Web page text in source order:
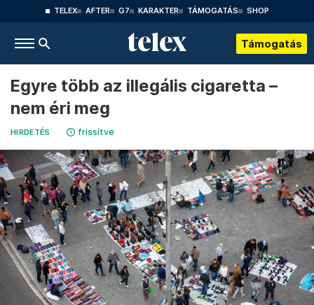
TELEX AFTER G7 KARAKTER TÁMOGATÁS SHOP
Támogatás
Egyre több az illegális cigaretta –
nem éri meg
HIRDETÉS frissítve